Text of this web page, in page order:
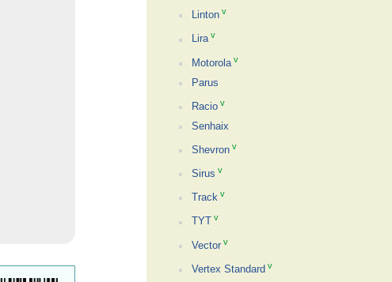
Linton v
Lira v
Motorola v
Parus
Racio v
Senhaix
Shevron v
Sirus v
Track v
TYT v
Vector v
Vertex Standard v